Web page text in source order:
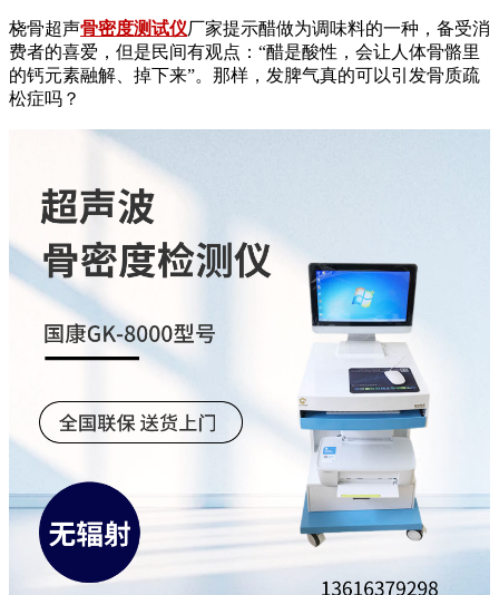
桡骨超声骨密度测试仪厂家提示醋做为调味料的一种，备受消
费者的喜爱，但是民间有观点：“醋是酸性，会让人体骨骼里
的钙元素融解、掉下来”。那样，发脾气真的可以引发骨质疏
松症吗？